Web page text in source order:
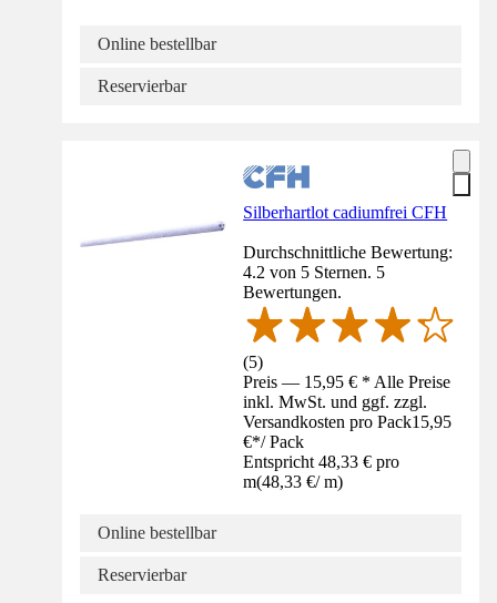
Online bestellbar
Reservierbar
Silberhartlot cadiumfrei CFH
Durchschnittliche Bewertung:
4.2 von 5 Sternen. 5
Bewertungen.
(5)
Preis — 15,95 € * Alle Preise
inkl. MwSt. und ggf. zzgl.
Versandkosten pro Pack15,95
€*/ Pack
Entspricht 48,33 € pro
m(48,33 €/ m)
Online bestellbar
Reservierbar